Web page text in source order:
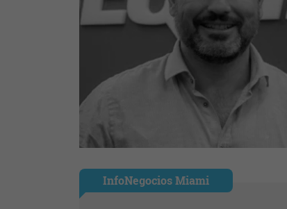
InfoNegocios Miami